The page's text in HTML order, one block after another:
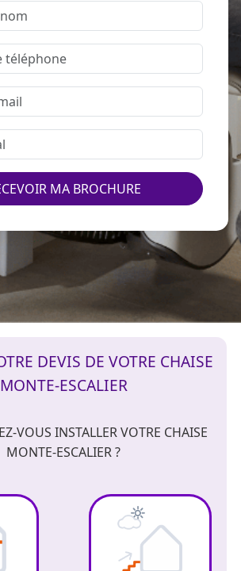
MA BROCHURE
DEVIS DE VOTRE CHAISE
MONTE-ESCALIER
VOUS INSTALLER VOTRE CHAISE
MONTE-ESCALIER ?